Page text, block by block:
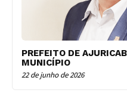
PREFEITO DE
MUNICÍPIO
22 de junho de 2026